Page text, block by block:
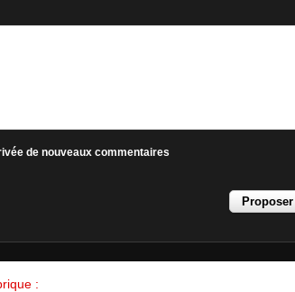
de nouveaux commentaires
: